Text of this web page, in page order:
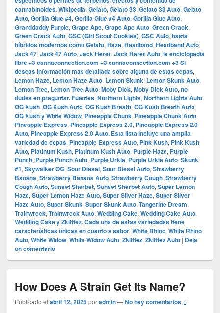
cannabinoides.​ Wikipedia, Gelato, Gelato 33, Gelato 33 Auto, Gelato
Auto, Gorilla Glue #4, Gorilla Glue #4 Auto, Gorilla Glue Auto,
Granddaddy Purple, Grape Ape, Grape Ape Auto, Green Crack,
Green Crack Auto, GSC (Girl Scout Cookies), GSC Auto, hasta
híbridos modernos como Gelato, Haze, Headband, Headband Auto,
Jack 47, Jack 47 Auto, Jack Herer, Jack Herer Auto, la enciclopedia
libre +3 cannaconnection.com +3 cannaconnection.com +3 Si
deseas información más detallada sobre alguna de estas cepas,
Lemon Haze, Lemon Haze Auto, Lemon Skunk, Lemon Skunk Auto,
Lemon Tree, Lemon Tree Auto, Moby Dick, Moby Dick Auto, no
dudes en preguntar.​ Fuentes, Northern Lights, Northern Lights Auto,
OG Kush, OG Kush Auto, OG Kush Breath, OG Kush Breath Auto,
OG Kush y White Widow, Pineapple Chunk, Pineapple Chunk Auto,
Pineapple Express, Pineapple Express 2.0, Pineapple Express 2.0
Auto, Pineapple Express 2.0 Auto.​ Esta lista incluye una amplia
variedad de cepas, Pineapple Express Auto, Pink Kush, Pink Kush
Auto, Platinum Kush, Platinum Kush Auto, Purple Haze, Purple
Punch, Purple Punch Auto, Purple Urkle, Purple Urkle Auto, Skunk
#1, Skywalker OG, Sour Diesel, Sour Diesel Auto, Strawberry
Banana, Strawberry Banana Auto, Strawberry Cough, Strawberry
Cough Auto, Sunset Sherbet, Sunset Sherbet Auto, Super Lemon
Haze, Super Lemon Haze Auto, Super Silver Haze, Super Silver
Haze Auto, Super Skunk, Super Skunk Auto, Tangerine Dream,
Trainwreck, Trainwreck Auto, Wedding Cake, Wedding Cake Auto,
Wedding Cake y Zkittlez. Cada una de estas variedades tiene
características únicas en cuanto a sabor, White Rhino, White Rhino
Auto, White Widow, White Widow Auto, Zkittlez, Zkittlez Auto | Deja
un comentario
How Does A Strain Get Its Name?
Publicado el abril 12, 2025poradmin—No hay comentarios ↓